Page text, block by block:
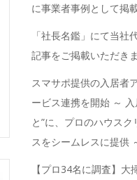
に事業者事例として掲
「社長名鑑」にて当社
記事をご掲載いただき
スマサポ提供の入居者
ービス連携を開始 ～
と”に、プロのハウス
スをシームレスに提供
【プロ34名に調査】